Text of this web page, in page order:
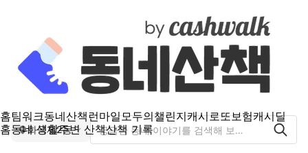
홈팀워크동네산책 런마일모두의챌린지캐시로또보험캐시딜
홈동네 생활주변 산책산책 기록
화곡제2동